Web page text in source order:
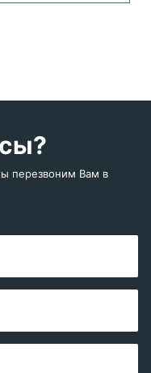
перезвоним Вам в